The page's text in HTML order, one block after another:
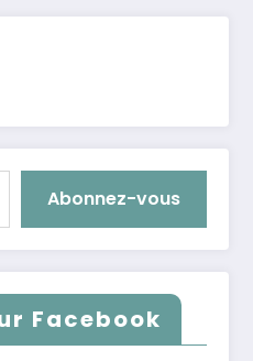
Abonnez-vous
Facebook